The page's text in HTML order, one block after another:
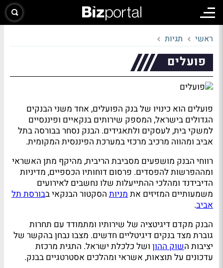
ראשי תגיות
פועלים
פועלים הוא כינויו של בנק הפועלים, אחד משני הבנקים
הגדולים בישראל, המספק שירותים בנקאיים ופיננסיים
למשקי בית, לעסקים ולתאגידים. הבנק נסחר בבורסה בתל
אביב ומהווה מרכיב מרכזי במערכת הפיננסית המקומית.
רווחי הבנק מושפעים מסביבת הריבית, מהיקף מתן האשראי
ומההפרשות להפסדים. פרסום דוחותיו הכספיים, מדיניות
הדיבידנד ומהלכי ההתייעלות שלו נחשבים לאירועים
משמעותיים המזיזים אתמניות הסקטור הבנקאי בבורסת תל
אביב.
הבנק מקדם דיגיטציה של שירותיו ומתמודד עם תחרות
גוברת מצד בנקים דיגיטליים חדשים. מצבו נבחן בהקשר של
יציבות השוק ההון ושל כלכלת ישראל. התגית מרכזת
עדכונים על תוצאות, אשראי ומהלכים אסטרטגיים בבנק.